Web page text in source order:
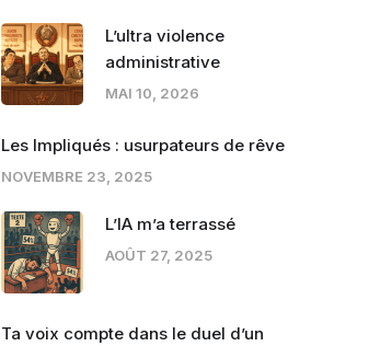
L’ultra violence
administrative
MAI 10, 2026
Les Impliqués : usurpateurs de rêve
NOVEMBRE 23, 2025
L’IA m’a terrassé
AOÛT 27, 2025
Ta voix compte dans le duel d’un